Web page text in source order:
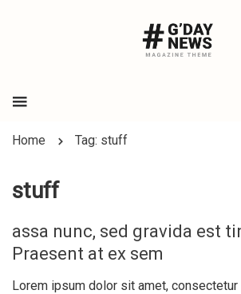
Home Tag: stuff
stuff
assa nunc, sed gravida est
Praesent at ex sem
Lorem ipsum dolor sit amet,